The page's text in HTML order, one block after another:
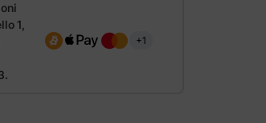
1,
+1